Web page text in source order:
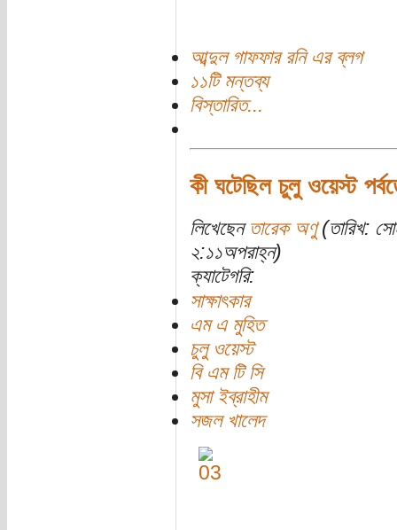
আব্দুল গাফফার রনি এর ব্লগ
১১টি মন্তব্য
বিস্তারিত...
কী ঘটেছিল চুলু ওয়েস্ট
লিখেছেন তারেক অণু(তারিখ:
২:১১অপরাহ্ন)
ক্যাটেগরি:
সাক্ষাৎকার
এম এ মুহিত
চুলু ওয়েস্ট
বি এম টি সি
মুসা ইব্রাহীম
সজল খালেদ